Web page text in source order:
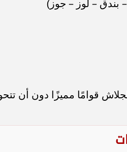
– لوز – جوز)
قوامًا مميزًا دون أن